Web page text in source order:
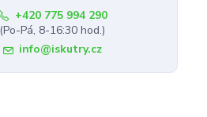
+420 775 994 290
(Po-Pá, 8-16:30 hod.)
info@iskutry.cz